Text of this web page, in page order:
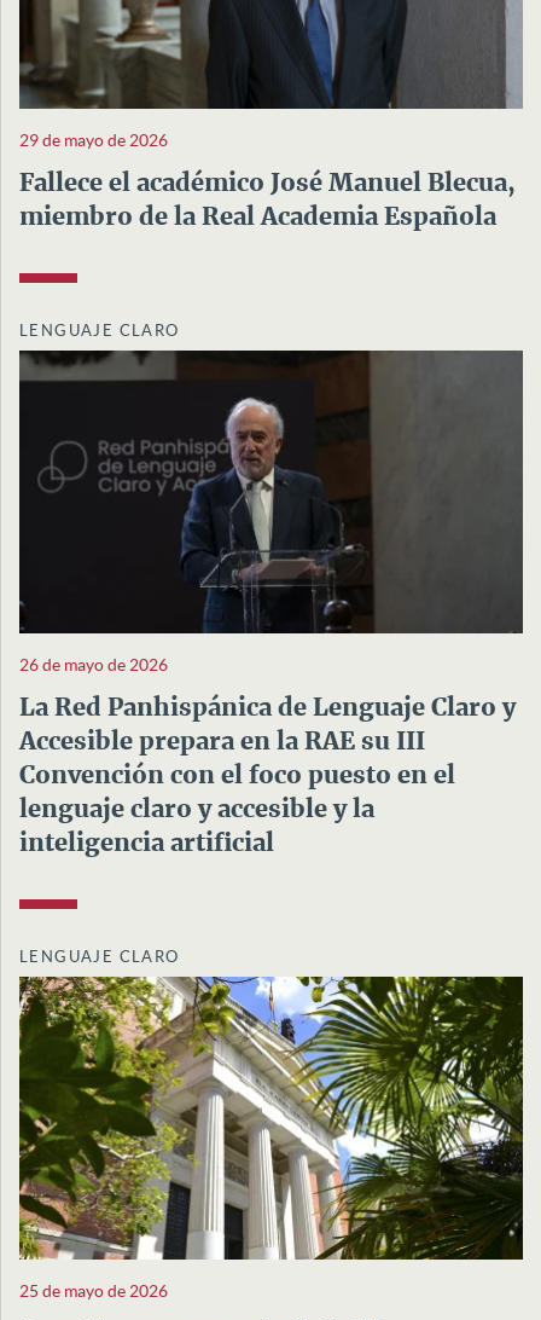
29 de mayo de 2026
Fallece el académico José Manuel Blecua,
miembro de la Real Academia Española
LENGUAJE CLARO
26 de mayo de 2026
La Red Panhispánica de Lenguaje Claro y
Accesible prepara en la RAE su III
Convención con el foco puesto en el
lenguaje claro y accesible y la
inteligencia artificial
LENGUAJE CLARO
25 de mayo de 2026